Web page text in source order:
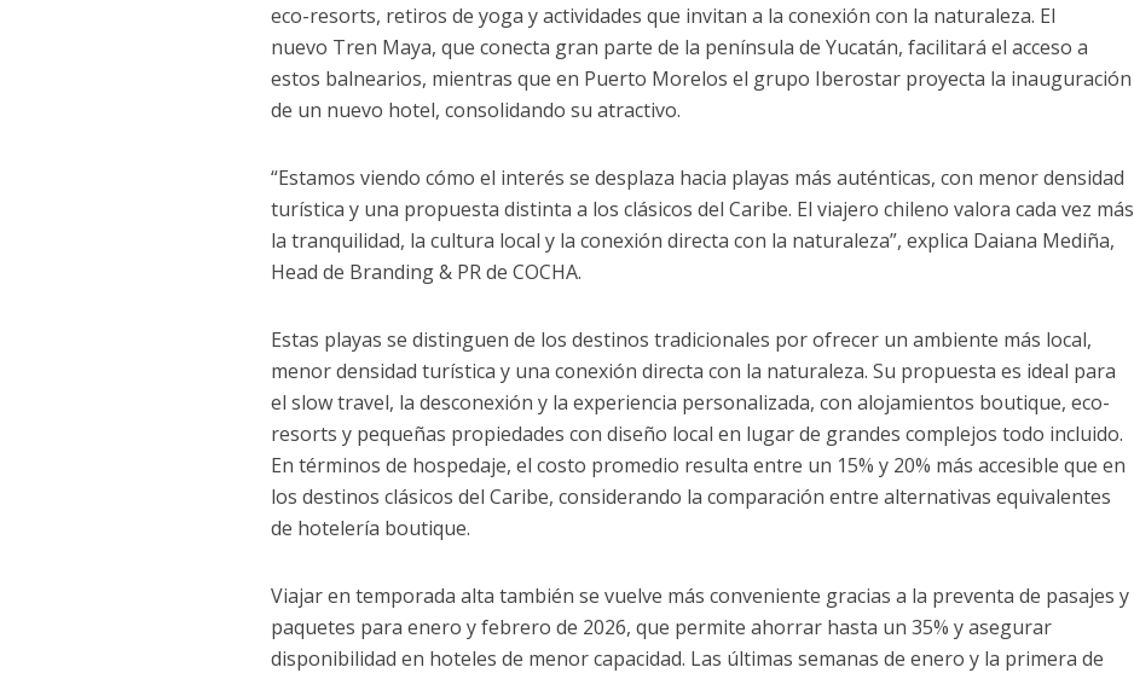
eco-resorts, retiros de yoga y actividades que invitan a la conexión con la naturaleza. El
nuevo Tren Maya, que conecta gran parte de la península de Yucatán, facilitará el acceso a
estos balnearios, mientras que en Puerto Morelos el grupo Iberostar proyecta la inauguración
de un nuevo hotel, consolidando su atractivo.
“Estamos viendo cómo el interés se desplaza hacia playas más auténticas, con menor densidad
turística y una propuesta distinta a los clásicos del Caribe. El viajero chileno valora cada vez más
la tranquilidad, la cultura local y la conexión directa con la naturaleza”, explica Daiana Mediña,
Head de Branding & PR de COCHA.
Estas playas se distinguen de los destinos tradicionales por ofrecer un ambiente más local,
menor densidad turística y una conexión directa con la naturaleza. Su propuesta es ideal para
el slow travel, la desconexión y la experiencia personalizada, con alojamientos boutique, eco-
resorts y pequeñas propiedades con diseño local en lugar de grandes complejos todo incluido.
En términos de hospedaje, el costo promedio resulta entre un 15% y 20% más accesible que en
los destinos clásicos del Caribe, considerando la comparación entre alternativas equivalentes
de hotelería boutique.
Viajar en temporada alta también se vuelve más conveniente gracias a la preventa de pasajes y
paquetes para enero y febrero de 2026, que permite ahorrar hasta un 35% y asegurar
disponibilidad en hoteles de menor capacidad. Las últimas semanas de enero y la primera de